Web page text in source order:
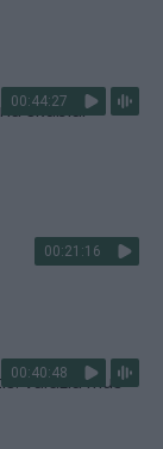
00:44:27
skubiai
00:21:16
00:40:48
valdžia mus